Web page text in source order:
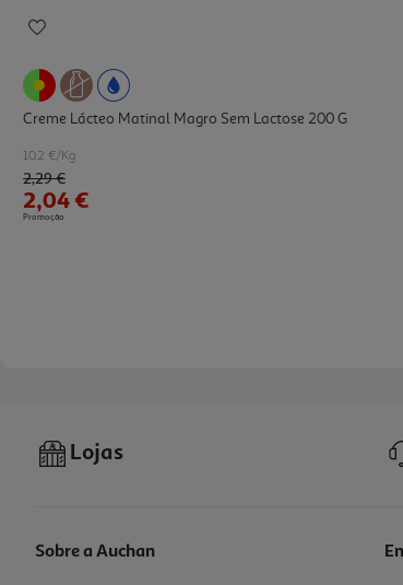
Creme Lácteo Matinal Magro Sem Lactose 200 G
10.2 €/Kg
Price reduced from
2,29 €to
2,04 €
Promoção
Lojas
Sobre a Auchan